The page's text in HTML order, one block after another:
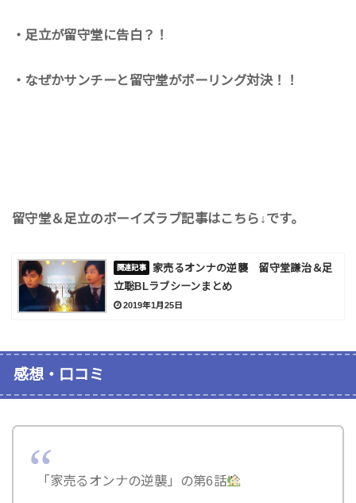
・足立が留守堂に告白？！
・なぜかサンチーと留守堂がボーリング対決！！
留守堂＆足立のボーイズラブ記事はこちら↓です。
家売るオンナの逆襲 留守堂謙治＆足
立聡BLラブシーンまとめ
2019年1月25日
感想・口コミ
「家売るオンナの逆襲」の第6話